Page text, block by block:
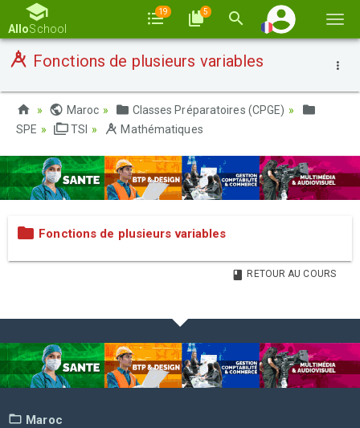
la
AlloSchool
19 5
Fonctions de plusieurs variables
Maroc
Classes Préparatoires (CPGE)
SPE
TSI Mathématiques
Fonctions de plusieurs variables
RETOUR AU COURS
Maroc